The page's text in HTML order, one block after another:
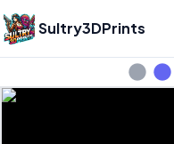
Sultry3DPrints